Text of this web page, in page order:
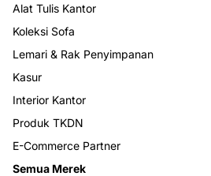
Alat Tulis Kantor
Koleksi Sofa
Lemari & Rak Penyimpanan
Kasur
Interior Kantor
Produk TKDN
E-Commerce Partner
Semua Merek